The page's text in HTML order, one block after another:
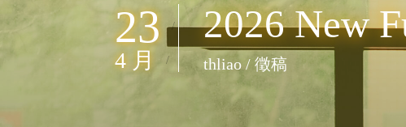
23 /
4 月 /
2026 New
thliao / 徵稿